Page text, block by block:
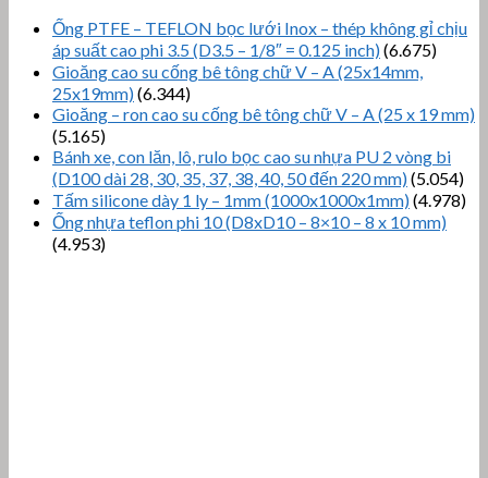
Ống PTFE – TEFLON bọc lưới Inox – thép không gỉ chịu
áp suất cao phi 3.5 (D3.5 – 1/8″ = 0.125 inch)(6.675)
Gioăng cao su cống bê tông chữ V – A (25x14mm,
25x19mm)(6.344)
Gioăng – ron cao su cống bê tông chữ V – A (25 x 19 mm)
(5.165)
Bánh xe, con lăn, lô, rulo bọc cao su nhựa PU 2 vòng bi
(D100 dài 28, 30, 35, 37, 38, 40, 50 đến 220 mm)(5.054)
Tấm silicone dày 1 ly – 1mm (1000x1000x1mm)(4.978)
Ống nhựa teflon phi 10 (D8xD10 – 8×10 – 8 x 10 mm)
(4.953)